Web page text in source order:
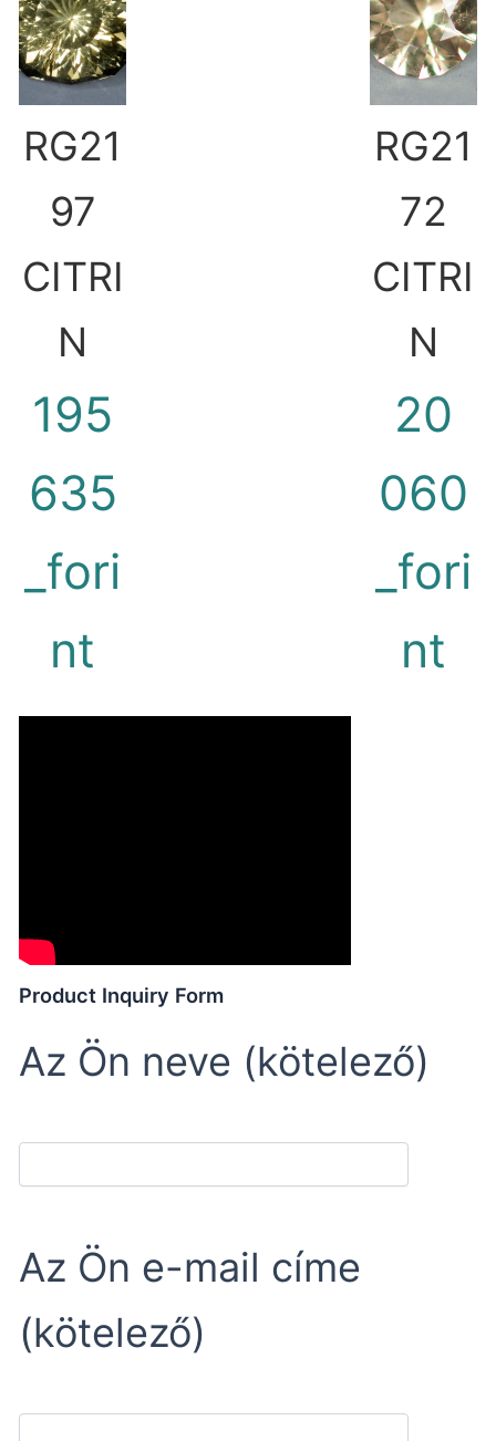
RG21
97
CITRI
N
195
635
_fori
nt
RG21
72
CITRI
N
20
060
_fori
nt
Product Inquiry Form
Az Ön neve (kötelező)
Az Ön e-mail címe
(kötelező)